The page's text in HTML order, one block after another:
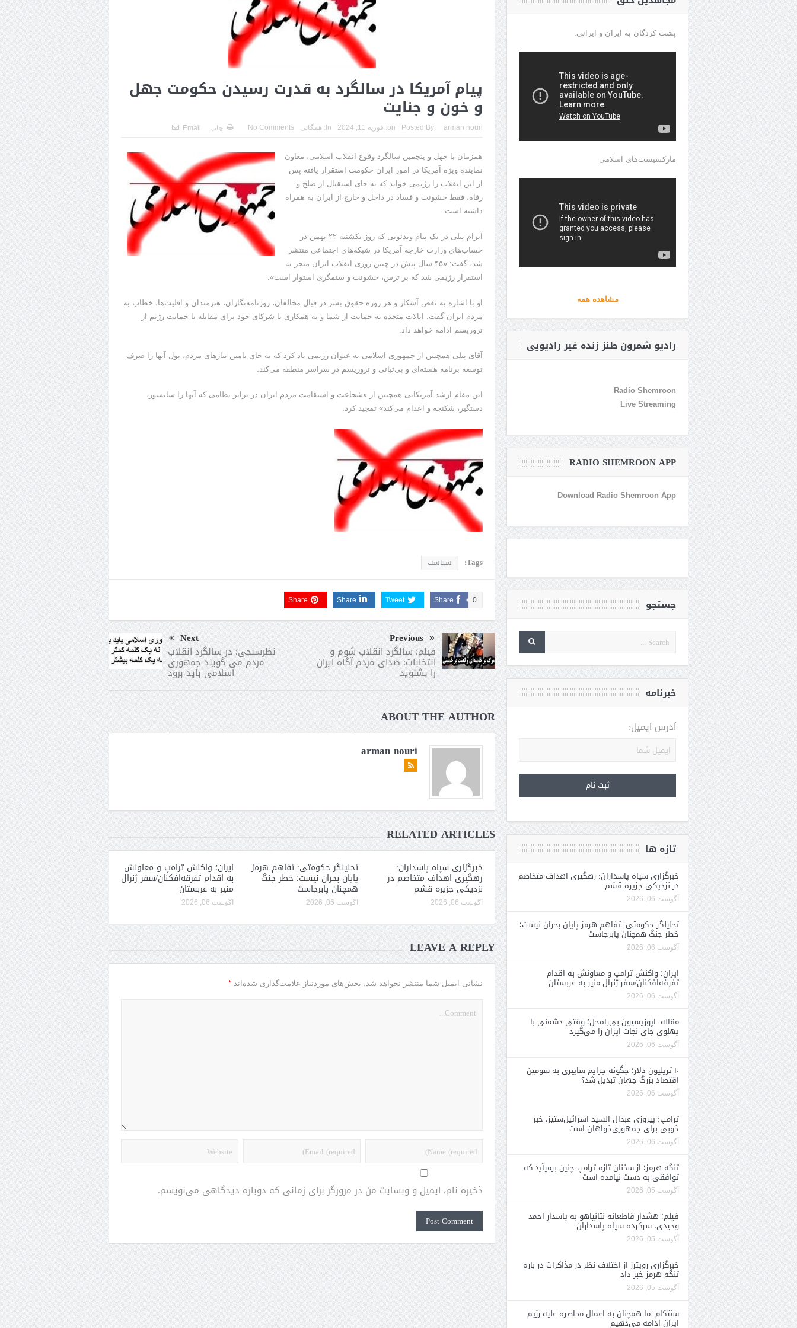
پیام آمریکا در سالگرد به قدرت رسیدن حکومت جهل
و خون و جنایت
Posted By: arman nouri
on: فوریه 11, 2024 In: همگانی No Comments چاپ Email
همزمان با چهل و پنجمین سالگرد وقوع انقلاب اسلامی، معاون
نماینده ویژه آمریکا در امور ایران حکومت استقرار یافته پس
از این انقلاب را رژیمی خواند که به جای استقبال از صلح و
رفاه، فقط خشونت و فساد در داخل و خارج از ایران به همراه
داشته است.
آبرام پیلی در یک پیام ویدئویی که روز یکشنبه ۲۲ بهمن در
حساب‌های وزارت خارجه آمریکا در شبکه‌های اجتماعی منتشر
شد، گفت: «۴۵ سال پیش در چنین روزی انقلاب ایران منجر به
استقرار رژیمی شد که بر ترس، خشونت و ستمگری استوار است».
او با اشاره به نقض آشکار و هر روزه حقوق بشر در قبال مخالفان، روزنامه‌نگاران، هنرمندان و اقلیت‌ها، خطاب به
مردم ایران گفت: ایالات متحده به حمایت از شما و به همکاری با شرکای خود برای مقابله با حمایت رژیم از
تروریسم ادامه خواهد داد.
آقای پیلی همچنین از جمهوری اسلامی به عنوان رژیمی یاد کرد که به جای تامین نیازهای مردم، پول آنها را صرف
توسعه برنامه هسته‌ای و بی‌ثباتی و تروریسم در سراسر منطقه می‌کند.
این مقام ارشد آمریکایی همچنین از «شجاعت و استقامت مردم ایران در برابر نظامی که آنها را سانسور،
دستگیر، شکنجه و اعدام می‌کند» تمجید کرد.
Tags: سیاست
Share 0
Tweet
Share
Share
Previous
فیلم؛ سالگرد انقلاب شوم و
انتخابات: صدای مردم آگاه ایران
را بشنوید
Next
نظرسنجی؛ در سالگرد انقلاب
مردم می گویند جمهوری
اسلامی باید برود
ABOUT THE AUTHOR
arman nouri
RELATED ARTICLES
خبرگزاری سپاه پاسداران:
رهگیری اهداف متخاصم در
نزدیکی جزیره قشم
آگوست 06, 2026
تحلیلگر حکومتی: تفاهم هرمز
پایان بحران نیست؛ خطر جنگ
همچنان پابرجاست
آگوست 06, 2026
ایران؛ واکنش ترامپ و معاونش
به اقدام تفرقه‌افکنان/سفر ژنرال
منیر به عربستان
آگوست 06, 2026
LEAVE A REPLY
نشانی ایمیل شما منتشر نخواهد شد. بخش‌های موردنیاز علامت‌گذاری شده‌اند *
ذخیره نام، ایمیل و وبسایت من در مرورگر برای زمانی که دوباره دیدگاهی می‌نویسم.
پشت کردگان به ایران و ایرانی.
مارکسیست‌های اسلامی
مشاهده همه
رادیو شمرون طنز زنده غیر رادیویی
Radio Shemroon
Live Streaming
RADIO SHEMROON APP
Download Radio Shemroon App
جستجو
خبرنامه
آدرس ایمیل:
تازه ها
خبرگزاری سپاه پاسداران: رهگیری اهداف متخاصم
در نزدیکی جزیره قشم
آگوست 06, 2026
تحلیلگر حکومتی: تفاهم هرمز پایان بحران نیست؛
خطر جنگ همچنان پابرجاست
آگوست 06, 2026
ایران؛ واکنش ترامپ و معاونش به اقدام
تفرقه‌افکنان/سفر ژنرال منیر به عربستان
آگوست 06, 2026
مقاله: اپوزیسیون بی‌راه‌حل؛ وقتی دشمنی با
پهلوی جای نجات ایران را می‌گیرد
آگوست 06, 2026
۱۰ تریلیون دلار؛ چگونه جرایم سایبری به سومین
اقتصاد بزرگ جهان تبدیل شد؟
آگوست 06, 2026
ترامپ: پیروزی عبدال السید اسرائیل‌ستیز، خبر
خوبی برای جمهوری‌خواهان است
آگوست 06, 2026
تنگه هرمز؛ از سخنان تازه ترامپ چنین برمیآید که
توافقی به دست نیامده است
آگوست 05, 2026
فیلم؛ هشدار قاطعانه نتانیاهو به پاسدار احمد
وحیدی، سرکرده سپاه پاسداران
آگوست 05, 2026
خبرگزاری رویترز از اختلاف نظر در مذاکرات در باره
تنگه هرمز خبر داد
آگوست 05, 2026
سنتکام: ما همچنان به اعمال محاصره علیه رژیم
ایران ادامه می‌دهیم